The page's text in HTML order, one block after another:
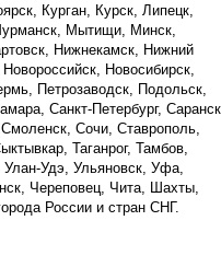
Курган, Курск, Липецк,
Мытищи, Минск,
Нижнекамск, Нижний
Новосибирск,
Петрозаводск, Подольск,
Санкт-Петербург,
Сочи, Ставрополь,
Таганрог, Тамбов,
Удэ, Ульяновск, Уфа,
Череповец, Чита, Шахты,
России и стран СНГ.